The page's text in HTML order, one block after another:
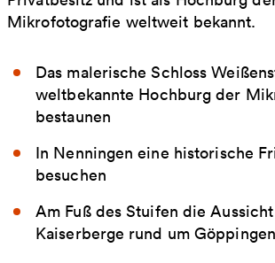
Mikrofotografie weltweit bekannt.
Das malerische Schloss
weltbekannte Hochburg der
bestaunen
In Nenningen eine historische
besuchen
Am Fuß des Stuifen die
Kaiserberge rund um